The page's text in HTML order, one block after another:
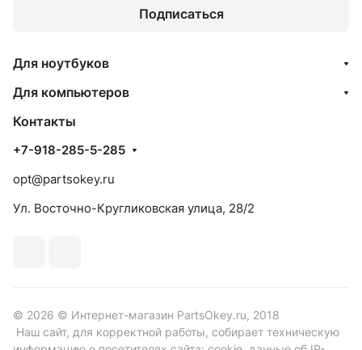
Подписаться
Для ноутбуков
Для компьютеров
Контакты
+7-918-285-5-285
opt@partsokey.ru
Ул. Восточно-Кругликовская улица, 28/2
© 2026 © Интернет-магазин PartsOkey.ru, 2018
Наш сайт, для корректной работы, собирает техническую